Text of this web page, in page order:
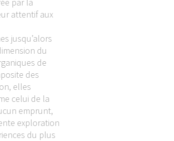
attentif aux
jusqu’alors
du
de
des
elles
celui de la
emprunt,
exploration
du plus